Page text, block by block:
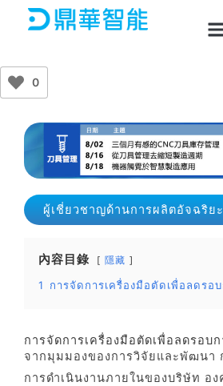
0
ผู้เชี่ยวชาญด้านการผลิตอัจฉริย
內容目錄 隱藏
1 การจัดการเครื่องมือตัดเพื่อลดรอ
การจัดการเครื่องมือตัดเพื่อลดรอบ
จากมุมมองของการวิจัยและพัฒนา
การดำเนินงานภายในของบริษัท อ